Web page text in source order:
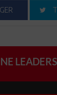
LEADERS